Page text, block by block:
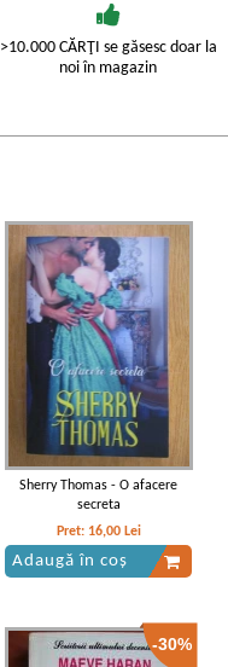
>10.000 CĂRŢI se găsesc doar la
noi în magazin
Sherry Thomas - O afacere
secreta
Pret: 16,00 Lei
Adaugă în coș
-30%